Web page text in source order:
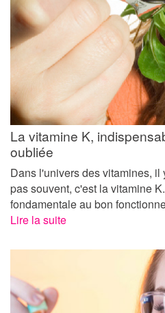
La vitamine K,
oubliée
Dans l'univers des vitamines,
pas souvent, c'est la vitamine
fondamentale au bon
Lire la suite